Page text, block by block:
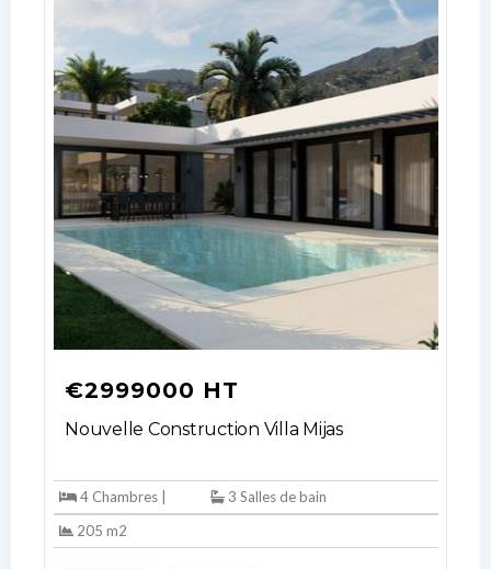
€2999000 HT
Nouvelle Construction Villa Mijas
4 Chambres |
3 Salles de bain
205 m2